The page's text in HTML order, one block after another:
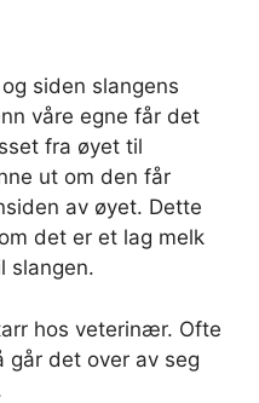
siden slangens
våre egne får det
fra øyet til
ut om den får
av øyet. Dette
det er et lag melk
slangen.
hos veterinær. Ofte
går det over av seg